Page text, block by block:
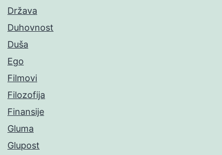
Država
Duhovnost
Duša
Ego
Filmovi
Filozofija
Finansije
Gluma
Glupost